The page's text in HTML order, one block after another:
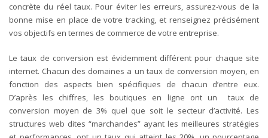
concrète du réel taux. Pour éviter les erreurs, assurez-vous de la
bonne mise en place de votre tracking, et renseignez précisément
vos objectifs en termes de commerce de votre entreprise.
Le taux de conversion est évidemment différent pour chaque site
internet. Chacun des domaines a un taux de conversion moyen, en
fonction des aspects bien spécifiques de chacun d’entre eux.
D’après les chiffres, les boutiques en ligne ont un taux de
conversion moyen de 3% quel que soit le secteur d’activité. Les
structures web dites “marchandes” ayant les meilleures stratégies